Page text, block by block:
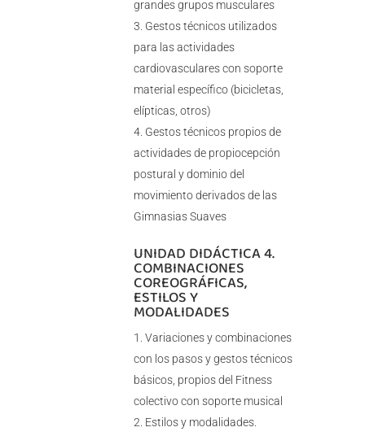
grandes grupos musculares
Gestos técnicos utilizados
para las actividades
cardiovasculares con soporte
material específico (bicicletas,
elípticas, otros)
Gestos técnicos propios de
actividades de propiocepción
postural y dominio del
movimiento derivados de las
Gimnasias Suaves
UNIDAD DIDÁCTICA 4.
COMBINACIONES
COREOGRÁFICAS,
ESTILOS Y
MODALIDADES
Variaciones y combinaciones
con los pasos y gestos técnicos
básicos, propios del Fitness
colectivo con soporte musical
Estilos y modalidades.